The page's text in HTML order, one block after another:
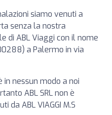
siamo venuti a
senza la nostra
di ABL Viaggi con il nome
a Palermo in via
in nessun modo a noi
ABL SRL non è
da ABL VIAGGI M.S